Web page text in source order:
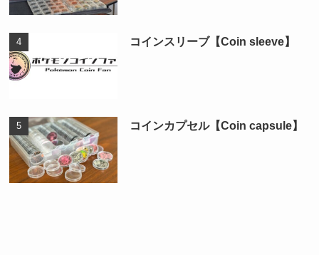
コインスリーブ【Coin sleeve】
コインカプセル【Coin capsule】